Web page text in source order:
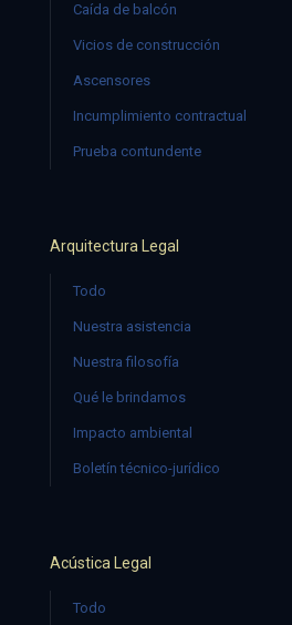
Caída de balcón
Vicios de construcción
Ascensores
Incumplimiento contractual
Prueba contundente
Arquitectura Legal
Todo
Nuestra asistencia
Nuestra filosofía
Qué le brindamos
Impacto ambiental
Boletín técnico-jurídico
Acústica Legal
Todo